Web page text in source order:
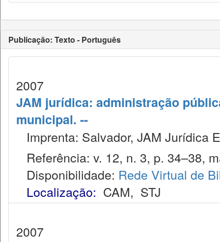
Publicação: Texto - Português
2007
JAM jurídica: administração
municipal. --
Imprenta: Salvador, JAM Jurídica
Referência: v. 12, n. 3, p. 34–38,
Disponibilidade: Rede Virtual de
Localização: CAM, STJ
2007